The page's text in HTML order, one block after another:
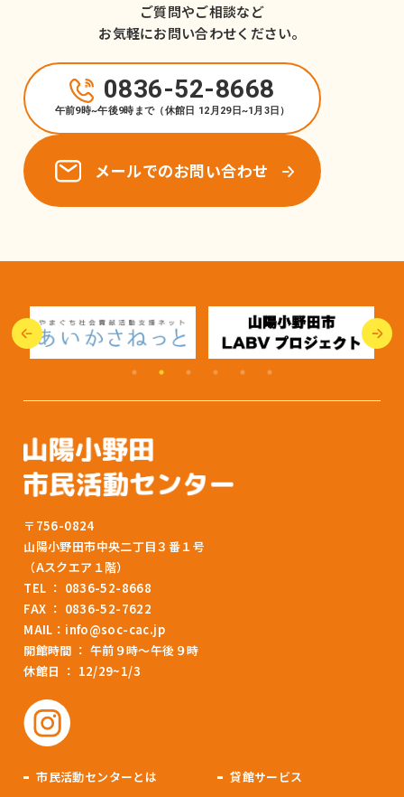
ご質問やご相談など
お気軽にお問い合わせください。
0836-52-8668
午前9時~午後9時まで（休館日 12月29日~1月3日）
メールでのお問い合わせ
〒756-0824
山陽小野田市中央二丁目３番１号
（Aスクエア１階）
TEL ： 0836-52-8668
FAX ： 0836-52-7622
MAIL： info@soc-cac.jp
開館時間 ： 午前９時～午後９時
休館日 ： 12/29~1/3
市民活動センターとは 貸館サービス